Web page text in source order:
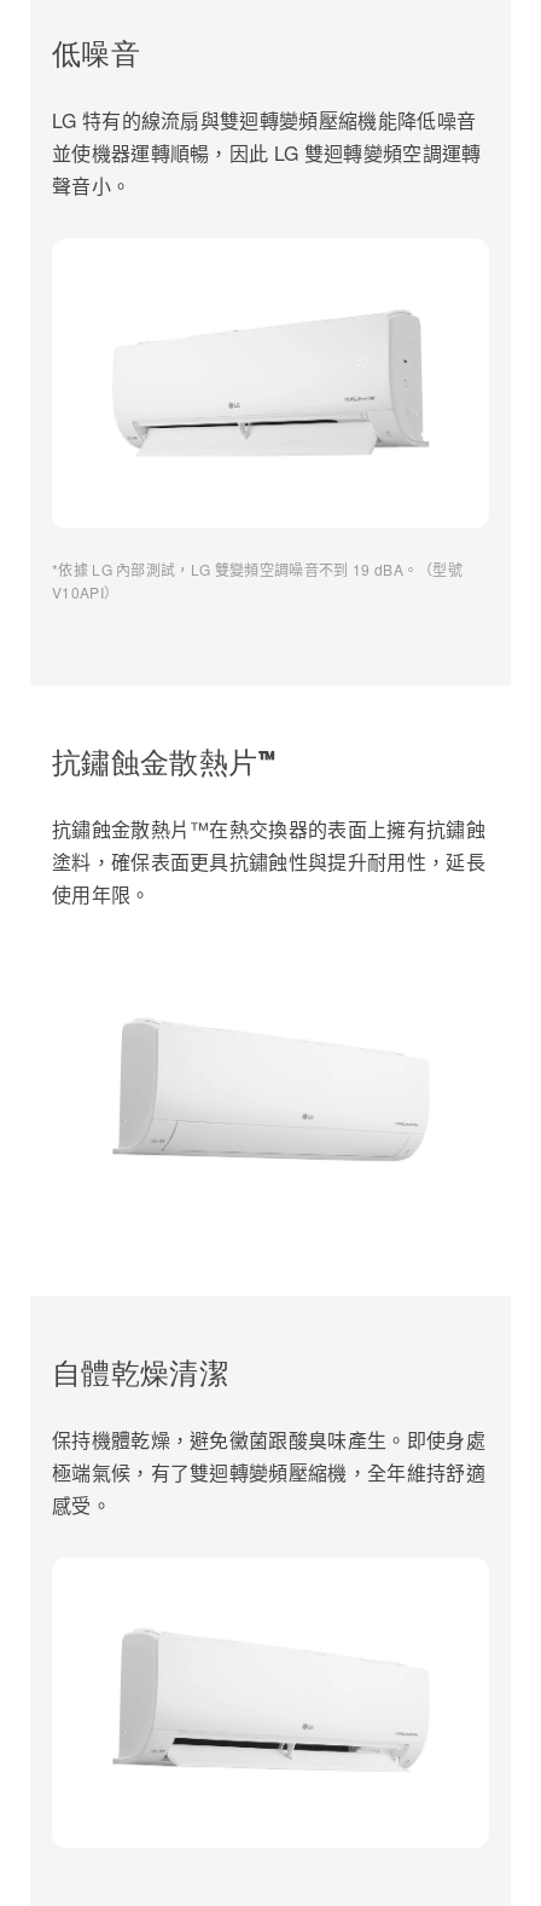
低噪音
LG 特有的線流扇與雙迴轉變頻壓縮機能降低噪音
並使機器運轉順暢，因此 LG 雙迴轉變頻空調運轉
聲音小。
*依據 LG 內部測試，LG 雙變頻空調噪音不到 19 dBA。（型號
V10API）
抗鏽蝕金散熱片™
抗鏽蝕金散熱片™在熱交換器的表面上擁有抗鏽蝕
塗料，確保表面更具抗鏽蝕性與提升耐用性，延長
使用年限。
自體乾燥清潔
保持機體乾燥，避免黴菌跟酸臭味產生。即使身處
極端氣候，有了雙迴轉變頻壓縮機，全年維持舒適
感受。